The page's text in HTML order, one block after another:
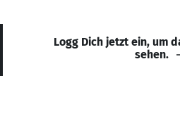
Logg Dich jetzt ein, um
sehen.